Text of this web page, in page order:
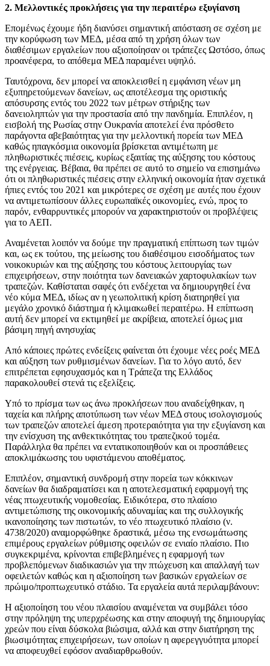
2. Μελλοντικές προκλήσεις για την περαιτέρω εξυγίανση
Επομένως έχουμε ήδη διανύσει σημαντική απόσταση σε σχέση με
την κορύφωση των ΜΕΔ, μέσα από τη χρήση όλων των
διαθέσιμων εργαλείων που αξιοποίησαν οι τράπεζες Ωστόσο, όπως
προανέφερα, το απόθεμα ΜΕΔ παραμένει υψηλό.
Ταυτόχρονα, δεν μπορεί να αποκλεισθεί η εμφάνιση νέων μη
εξυπηρετούμενων δανείων, ως αποτέλεσμα της οριστικής
απόσυρσης εντός του 2022 των μέτρων στήριξης των
δανειοληπτών για την προστασία από την πανδημία. Επιπλέον, η
εισβολή της Ρωσίας στην Ουκρανία αποτελεί ένα πρόσθετο
παράγοντα αβεβαιότητας για την μελλοντική πορεία των ΜΕΔ
καθώς ηπαγκόσμια οικονομία βρίσκεται αντιμέτωπη με
πληθωριστικές πιέσεις, κυρίως εξαιτίας της αύξησης του κόστους
της ενέργειας. Βέβαια, θα πρέπει σε αυτό το σημείο να επισημάνω
ότι οι πληθωριστικές πιέσεις στην ελληνική οικονομία ήταν σχετικά
ήπιες εντός του 2021 και μικρότερες σε σχέση με αυτές που έχουν
να αντιμετωπίσουν άλλες ευρωπαϊκές οικονομίες, ενώ, προς το
παρόν, ενθαρρυντικές μπορούν να χαρακτηριστούν οι προβλέψεις
για το ΑΕΠ.
Αναμένεται λοιπόν να δούμε την πραγματική επίπτωση των τιμών
και, ως εκ τούτου, της μείωσης του διαθέσιμου εισοδήματος των
νοικοκυριών και της αύξησης του κόστους λειτουργίας των
επιχειρήσεων, στην ποιότητα των δανειακών χαρτοφυλακίων των
τραπεζών. Καθίσταται σαφές ότι ενδέχεται να δημιουργηθεί ένα
νέο κύμα ΜΕΔ, ιδίως αν η γεωπολιτική κρίση διατηρηθεί για
μεγάλο χρονικό διάστημα ή κλιμακωθεί περαιτέρω. Η επίπτωση
αυτή δεν μπορεί να εκτιμηθεί με ακρίβεια, αποτελεί όμως μια
βάσιμη πηγή ανησυχίας
Από κάποιες πρώτες ενδείξεις φαίνεται ότι έχουμε νέες ροές ΜΕΔ
και αύξηση των ρυθμισμένων δανείων. Για το λόγο αυτό, δεν
επιτρέπεται εφησυχασμός και η Τράπεζα της Ελλάδος
παρακολουθεί στενά τις εξελίξεις.
Υπό το πρίσμα των ως άνω προκλήσεων που αναδείχθηκαν, η
ταχεία και πλήρης αποτύπωση των νέων ΜΕΔ στους ισολογισμούς
των τραπεζών αποτελεί άμεση προτεραιότητα για την εξυγίανση και
την ενίσχυση της ανθεκτικότητας του τραπεζικού τομέα.
Παράλληλα θα πρέπει να εντατικοποιηθούν και οι προσπάθειες
αποκλιμάκωσης του υφιστάμενου αποθέματος.
Επιπλέον, σημαντική συνδρομή στην πορεία των κόκκινων
δανείων θα διαδραματίσει και η αποτελεσματική εφαρμογή της
νέας πτωχευτικής νομοθεσίας. Ειδικότερα, στο πλαίσιο
αντιμετώπισης της οικονομικής αδυναμίας και της συλλογικής
ικανοποίησης των πιστωτών, το νέο πτωχευτικό πλαίσιο (ν.
4738/2020) αναμορφώθηκε δραστικά, μέσω της ενσωμάτωσης
επιμέρους εργαλείων ρύθμισης οφειλών σε ενιαίο πλαίσιο. Πιο
συγκεκριμένα, κρίνονται επιβεβλημένες η εφαρμογή των
προβλεπόμενων διαδικασιών για την πτώχευση και απαλλαγή των
οφειλετών καθώς και η αξιοποίηση των βασικών εργαλείων σε
πρώιμο/προπτωχευτικό στάδιο. Τα εργαλεία αυτά περιλαμβάνουν:
Η αξιοποίηση του νέου πλαισίου αναμένεται να συμβάλει τόσο
στην πρόληψη της υπερχρέωσης και στην αποφυγή της δημιουργίας
χρεών που είναι δύσκολα βιώσιμα, αλλά και στην διατήρηση της
βιωσιμότητας επιχειρήσεων, των οποίων η αφερεγγυότητα μπορεί
να αποφευχθεί εφόσον αναδιαρθρωθούν.